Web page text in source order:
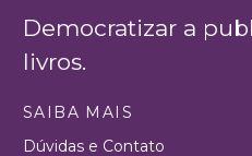
Democratizar a
livros.
SAIBA MAIS
Dúvidas e Contato